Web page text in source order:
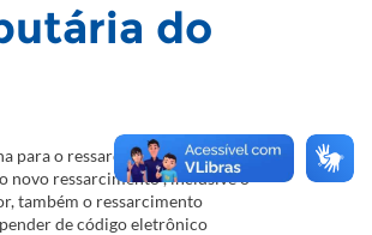
do
para o ressarcimento e o
novo ressarcimento*, inclusive o
também o ressarcimento
de código eletrônico